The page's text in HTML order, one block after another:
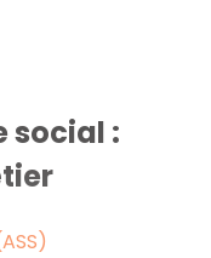
social :